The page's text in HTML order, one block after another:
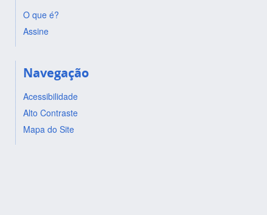
O que é?
Assine
Navegação
Acessibilidade
Alto Contraste
Mapa do Site